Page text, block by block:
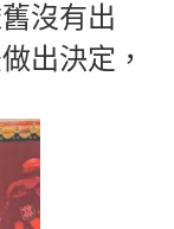
沒有出
出決定，